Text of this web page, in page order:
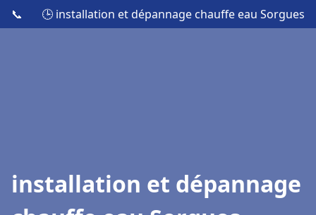
📞 🕒 installation et dépannage chauffe eau Sorgues
installation et dépannage